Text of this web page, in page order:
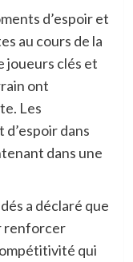
d’espoir et
au cours de la
joueurs clés et
ont
Les
dans
dans une
a déclaré que
renforcer
qui